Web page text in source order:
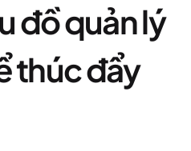
đồ quản lý
thúc đẩy